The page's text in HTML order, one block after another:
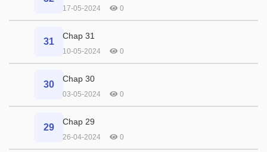
17-05-2024 0
31
Chap 31
10-05-2024 0
30
Chap 30
03-05-2024 0
29
Chap 29
26-04-2024 0